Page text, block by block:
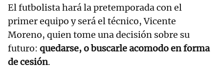
El futbolista hará la pretemporada con el
primer equipo y será el técnico, Vicente
Moreno, quien tome una decisión sobre su
futuro: quedarse, o buscarle acomodo en forma
de cesión.